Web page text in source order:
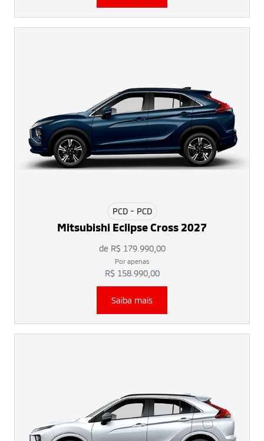
PCD - PCD
Mitsubishi Eclipse Cross 2027
de R$ 179.990,00
Por apenas
R$ 158.990,00
Saiba mais